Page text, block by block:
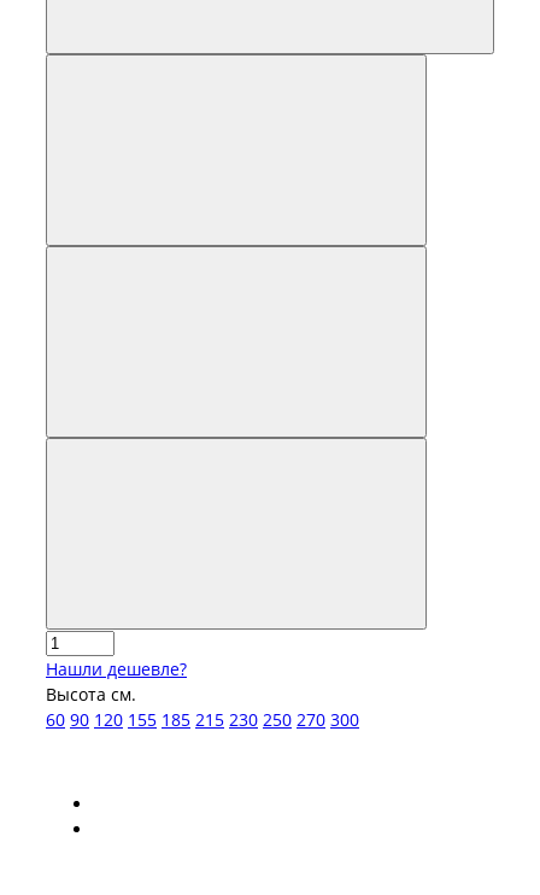
Нашли дешевле?
Высота см.
60 90 120 155 185 215 230 250 270 300